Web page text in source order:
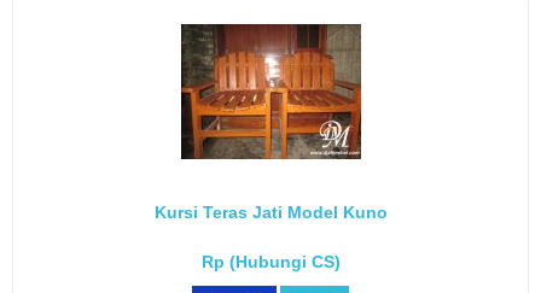
Kursi Teras Jati Model Kuno
Rp (Hubungi CS)